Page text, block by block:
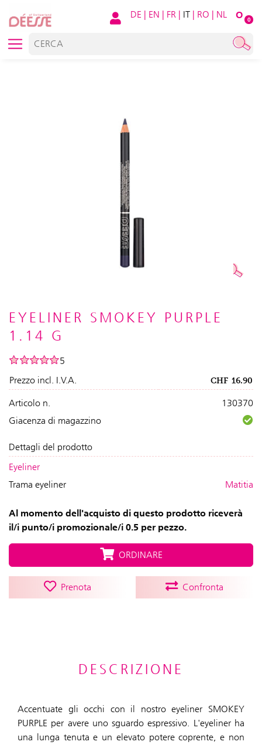
O 0
DE | EN | FR | IT | RO | NL
EYELINER SMOKEY PURPLE
1.14 G
5
Prezzo incl. I.V.A.
CHF 16.90
Articolo n.
130370
Giacenza di magazzino
Dettagli del prodotto
Eyeliner
Trama eyeliner
Matitia
Al momento dell'acquisto di questo prodotto riceverà
il/i punto/i promozionale/i 0.5 per pezzo.
ORDINARE
Prenota Confronta
DESCRIZIONE
Accentuate gli occhi con il nostro eyeliner SMOKEY
PURPLE per avere uno sguardo espressivo. L'eyeliner ha
una lunga tenuta e un elevato potere coprente, e non